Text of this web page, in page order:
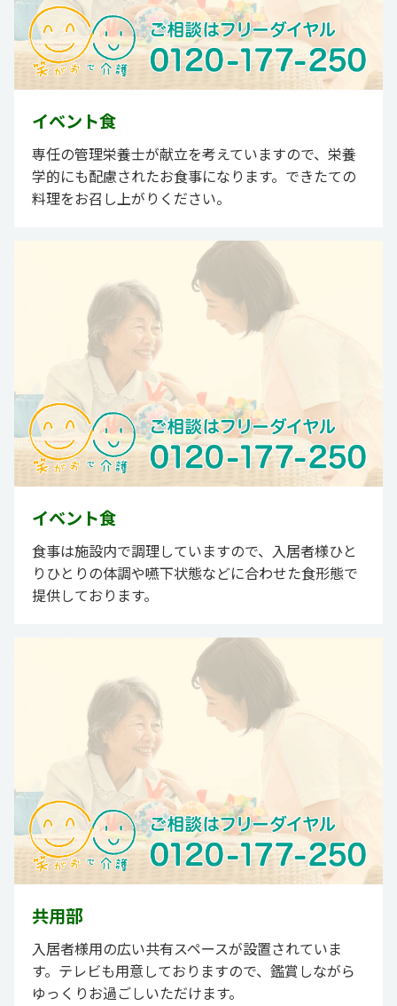
イベント食
専任の管理栄養士が献立を考えていますので、栄養
学的にも配慮されたお食事になります。できたての
料理をお召し上がりください。
イベント食
食事は施設内で調理していますので、入居者様ひと
りひとりの体調や嚥下状態などに合わせた食形態で
提供しております。
共用部
入居者様用の広い共有スペースが設置されていま
す。テレビも用意しておりますので、鑑賞しながら
ゆっくりお過ごしいただけます。